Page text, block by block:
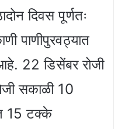
दिवस पूर्णतः
पाणीपुरवठ्यात
22 डिसेंबर रोजी
सकाळी 10
15 टक्के